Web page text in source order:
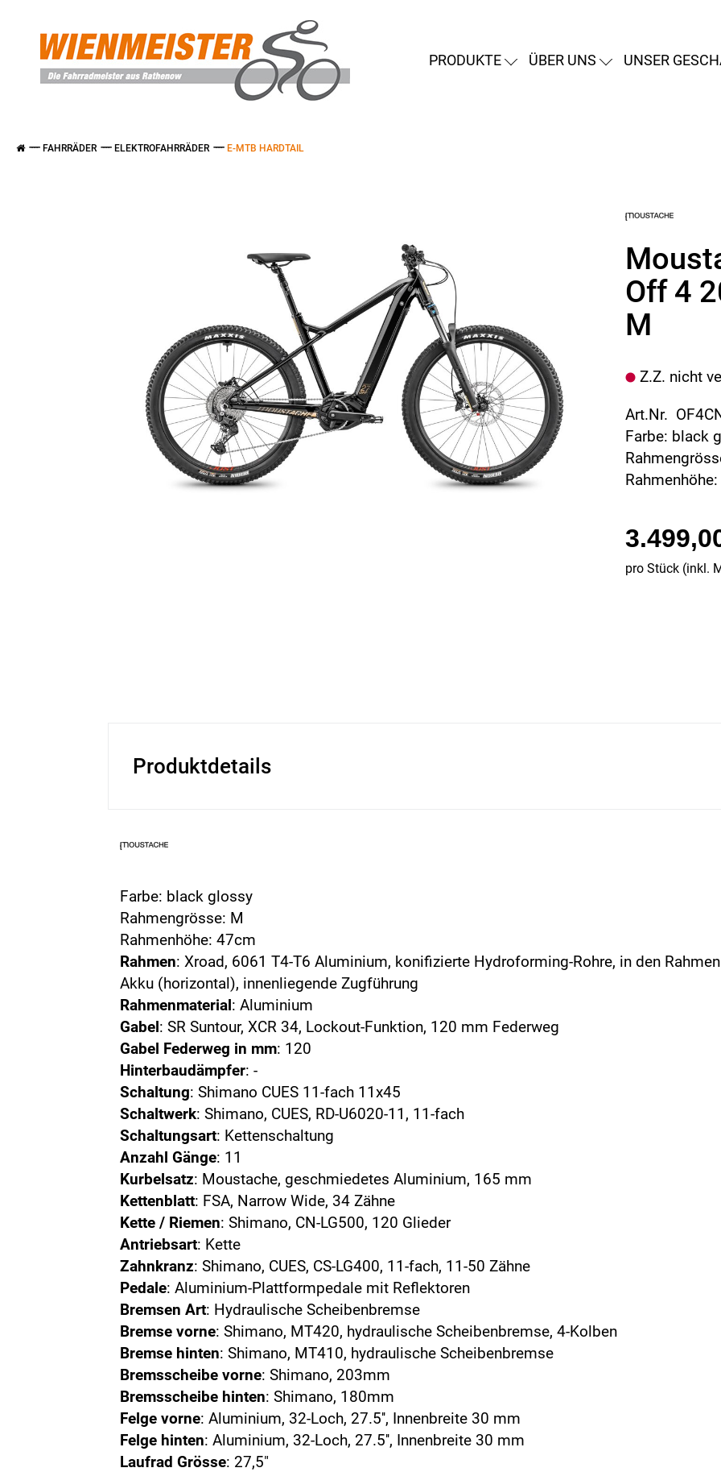
PRODUKTE ÜBER UNS UNSER
FAHRRÄDER ELEKTROFAHRRÄDER E-MTB HARDTAIL
Off 4
M
Z.Z. nicht
Art.Nr.
Farbe: black
pro Stück (inkl.
Produktdetails
Farbe: black glossy
Rahmengrösse: M
Rahmenhöhe: 47cm
Rahmen: Xroad, 6061 T4-T6 Aluminium, konifizierte Hydroforming-Rohre, in den
Akku (horizontal), innenliegende Zugführung
Rahmenmaterial: Aluminium
Gabel: SR Suntour, XCR 34, Lockout-Funktion, 120 mm Federweg
Gabel Federweg in mm: 120
Hinterbaudämpfer: -
Schaltung: Shimano CUES 11-fach 11x45
Schaltwerk: Shimano, CUES, RD-U6020-11, 11-fach
Schaltungsart: Kettenschaltung
Anzahl Gänge: 11
Kurbelsatz: Moustache, geschmiedetes Aluminium, 165 mm
Kettenblatt: FSA, Narrow Wide, 34 Zähne
Kette / Riemen: Shimano, CN-LG500, 120 Glieder
Antriebsart: Kette
Zahnkranz: Shimano, CUES, CS-LG400, 11-fach, 11-50 Zähne
Pedale: Aluminium-Plattformpedale mit Reflektoren
Bremsen Art: Hydraulische Scheibenbremse
Bremse vorne: Shimano, MT420, hydraulische Scheibenbremse, 4-Kolben
Bremse hinten: Shimano, MT410, hydraulische Scheibenbremse
Bremsscheibe vorne: Shimano, 203mm
Bremsscheibe hinten: Shimano, 180mm
Felge vorne: Aluminium, 32-Loch, 27.5'', Innenbreite 30 mm
Felge hinten: Aluminium, 32-Loch, 27.5'', Innenbreite 30 mm
Laufrad Grösse: 27,5"